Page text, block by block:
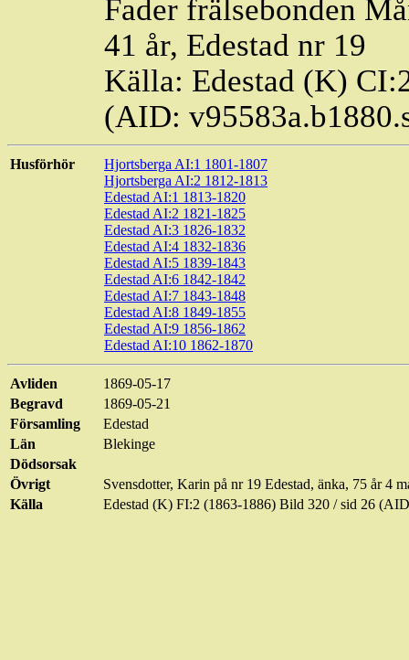
Fader frälsebonden
41 år, Edestad nr 19
Källa: Edestad (K)
(AID:
Husförhör
Hjortsberga AI:1 1801-1807
Hjortsberga AI:2 1812-1813
Edestad AI:1 1813-1820
Edestad AI:2 1821-1825
Edestad AI:3 1826-1832
Edestad AI:4 1832-1836
Edestad AI:5 1839-1843
Edestad AI:6 1842-1842
Edestad AI:7 1843-1848
Edestad AI:8 1849-1855
Edestad AI:9 1856-1862
Edestad AI:10 1862-1870
Avliden
1869-05-17
Begravd
1869-05-21
Församling
Edestad
Län
Blekinge
Dödsorsak
Övrigt
Svensdotter, Karin på nr 19 Edestad, änka, 75 år 4
Källa
Edestad (K) FI:2 (1863-1886) Bild 320 / sid 26